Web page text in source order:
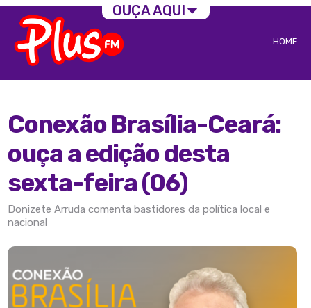
HOME
Conexão Brasília-Ceará:
ouça a edição desta
sexta-feira (06)
Donizete Arruda comenta bastidores da política local e
nacional
OUÇA AQUI